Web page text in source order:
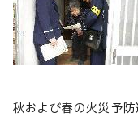
秋および春の火災予防